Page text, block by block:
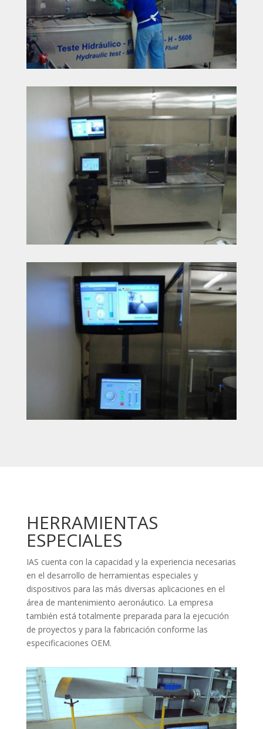
HERRAMIENTAS
ESPECIALES
IAS cuenta con la capacidad y la experiencia necesarias
en el desarrollo de herramientas especiales y
dispositivos para las más diversas aplicaciones en el
área de mantenimiento aeronáutico. La empresa
también está totalmente preparada para la ejecución
de proyectos y para la fabricación conforme las
especificaciones OEM.